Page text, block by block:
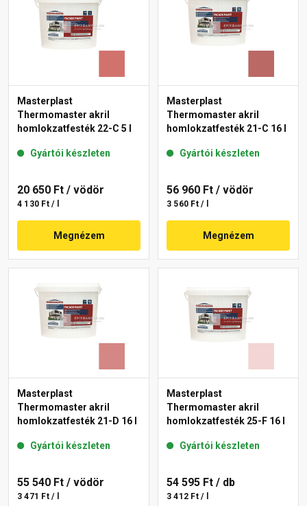
Masterplast
Thermomaster akril
homlokzatfesték 22-C 5 l
Gyártói készleten
20 650 Ft / vödör
4 130 Ft / l
Megnézem
Masterplast
Thermomaster akril
homlokzatfesték 21-C 16 l
Gyártói készleten
56 960 Ft / vödör
3 560 Ft / l
Megnézem
Masterplast
Thermomaster akril
homlokzatfesték 21-D 16 l
Gyártói készleten
55 540 Ft / vödör
3 471 Ft / l
Masterplast
Thermomaster akril
homlokzatfesték 25-F 16 l
Gyártói készleten
54 595 Ft / db
3 412 Ft / l